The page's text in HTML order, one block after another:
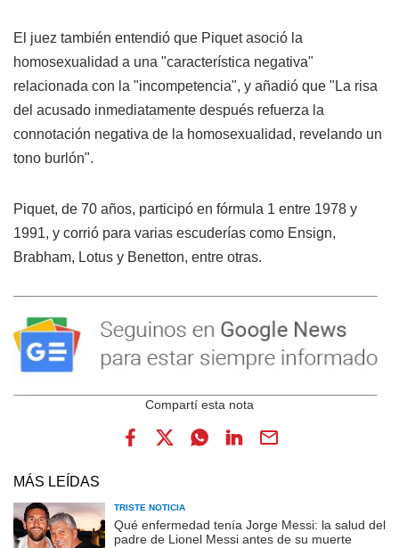
El juez también entendió que Piquet asoció la
homosexualidad a una "característica negativa"
relacionada con la "incompetencia", y añadió que "La risa
del acusado inmediatamente después refuerza la
connotación negativa de la homosexualidad, revelando un
tono burlón".
Piquet, de 70 años, participó en fórmula 1 entre 1978 y
1991, y corrió para varias escuderías como Ensign,
Brabham, Lotus y Benetton, entre otras.
MÁS LEÍDAS
TRISTE NOTICIA
Qué enfermedad tenía Jorge Messi: la salud del
padre de Lionel Messi antes de su muerte